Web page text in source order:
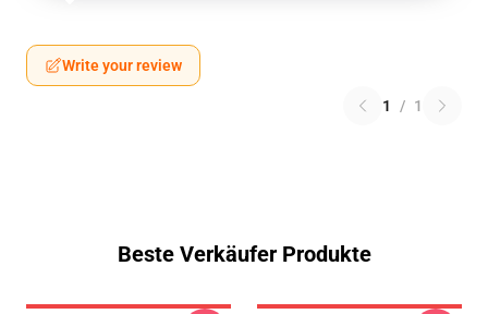
Write your review
1 / 1
Beste Verkäufer Produkte